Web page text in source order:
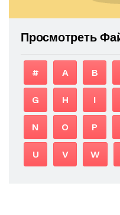
Просмотреть
# A B
G H I
N O P
U V W